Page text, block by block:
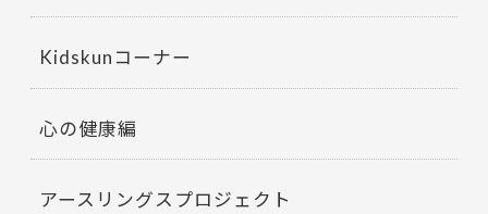
Kidskunコーナー
心の健康編
アースリングスプロジェクト